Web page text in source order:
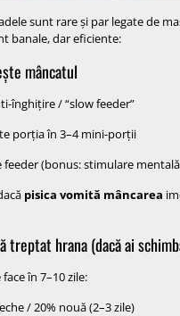
sunt rare și par legate de
banale, dar eficiente:
mâncatul
înghițire / “slow feeder”
porția în 3–4 mini-porții
feeder (bonus: stimulare
pisica vomită mâncarea
treptat hrana (dacă ai
în 7–10 zile:
/ 20% nouă (2–3 zile)